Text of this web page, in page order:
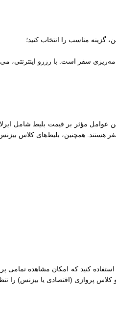
گزینه مناسب را انتخاب کنید؛
سفر است. با رزرو اینترنتی،
عوامل مؤثر بر قیمت بلیط شامل
هستند. همچنین، بلیط‌های کلاس
استفاده کنید که امکان مشاهده تمامی
پروازی (اقتصادی یا بیزنس) را